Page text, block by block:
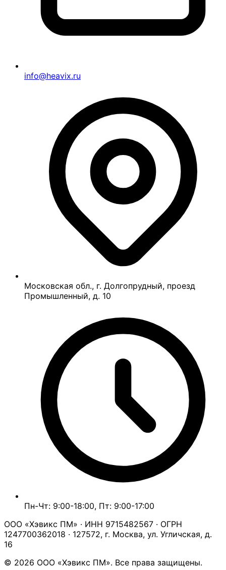
info@heavix.ru
Московская обл., г. Долгопрудный, проезд
Промышленный, д. 10
Пн-Чт: 9:00-18:00, Пт: 9:00-17:00
ООО «Хэвикс ПМ» · ИНН 9715482567 · ОГРН
1247700362018 · 127572, г. Москва, ул. Угличская, д.
16
© 2026 ООО «Хэвикс ПМ». Все права защищены.